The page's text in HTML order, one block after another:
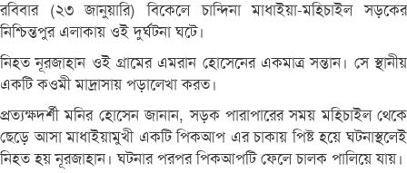
রবিবার (২৩ জানুয়ারি) বিকেলে চান্দিনা মাধাইয়া-মহিচাইল সড়কের
নিশ্চিন্তপুর এলাকায় ওই দুর্ঘটনা ঘটে।
নিহত নূরজাহান ওই গ্রামের এমরান হোসেনের একমাত্র সন্তান। সে স্থানীয়
একটি কওমী মাদ্রাসায় পড়ালেখা করত।
প্রত্যক্ষদর্শী মনির হোসেন জানান, সড়ক পারাপারের সময় মহিচাইল থেকে
ছেড়ে আসা মাধাইয়ামুখী একটি পিকআপ এর চাকায় পিষ্ট হয়ে ঘটনাস্থলেই
নিহত হয় নূরজাহান। ঘটনার পরপর পিকআপটি ফেলে চালক পালিয়ে যায়।